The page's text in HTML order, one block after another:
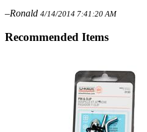
–Ronald 4/14/2014 7:41:20 AM
Recommended Items